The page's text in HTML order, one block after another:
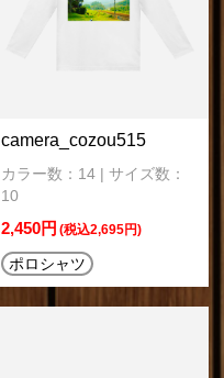
camera_cozou515
カラー数：14 | サイズ数：
10
2,450円 (税込2,695円)
ポロシャツ